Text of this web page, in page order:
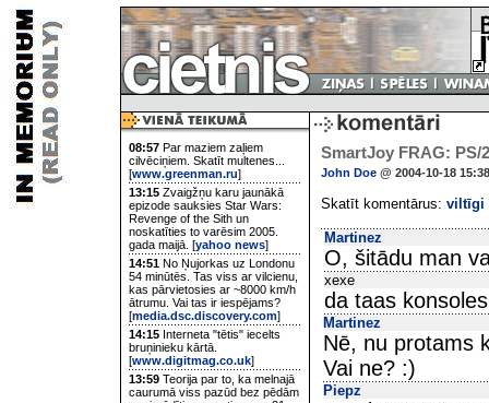
08:57 Par maziem zaļiem
cilvēciņiem. Skatīt multenes...
[www.greenman.ru]
13:15 Zvaigžņu karu jaunākā
epizode sauksies Star Wars:
Revenge of the Sith un
noskatīties to varēsim 2005.
gada maijā. [yahoo news]
14:51 No Ņujorkas uz Londonu
54 minūtēs. Tas viss ar vilcienu,
kas pārvietosies ar ~8000 km/h
ātrumu. Vai tas ir iespējams?
[media.dsc.discovery.com]
14:15 Interneta "tētis" iecelts
bruņinieku kārtā.
[www.digitmag.co.uk]
13:59 Teorija par to, ka melnajā
caurumā viss pazūd bez pēdām
SmartJoy FRAG:
John Doe @ 2004-10-18 15:38
Skatīt komentārus: viltīgi
Martinez
O, šitādu man
xexe
da taas
Martinez
Nē, nu protams
Vai ne? :)
Piepz